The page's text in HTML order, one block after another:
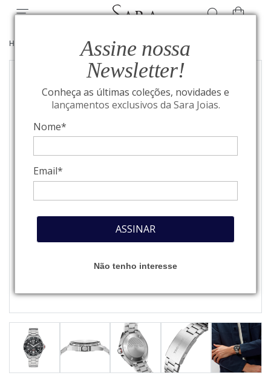
Assine nossa
Newsletter!
Conheça as últimas coleções, novidades e
lançamentos exclusivos da Sara Joias.
Nome*
Email*
ASSINAR
Não tenho interesse
HOME TAG HEUER/ F1 AUTOMÁTICO